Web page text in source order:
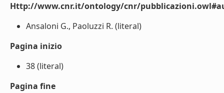
Http://www.cnr.it/ontology/cnr/
Ansaloni G., Paoluzzi R. (literal)
Pagina inizio
38 (literal)
Pagina fine